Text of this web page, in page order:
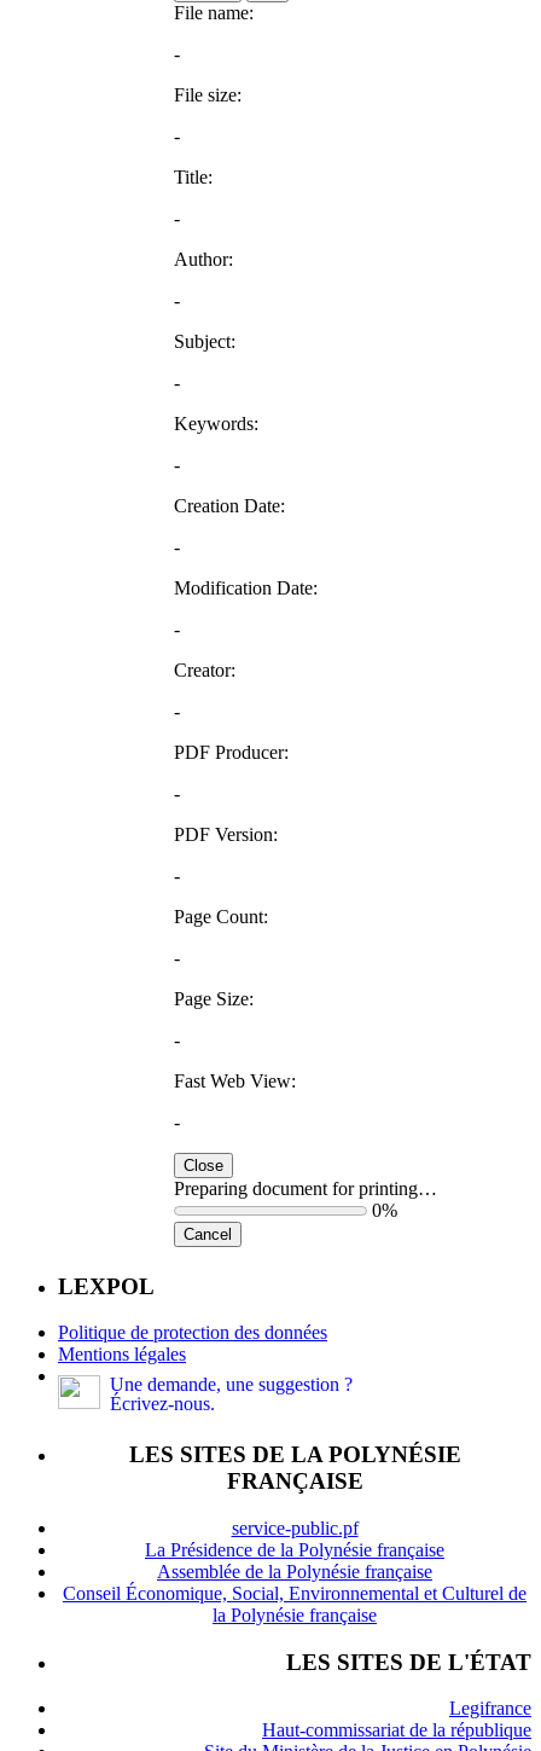
File name:
-
File size:
-
Title:
-
Author:
-
Subject:
-
Keywords:
-
Creation Date:
-
Modification Date:
-
Creator:
-
PDF Producer:
-
PDF Version:
-
Page Count:
-
Page Size:
-
Fast Web View:
-
Close
Preparing document for printing…
0%
Cancel
LEXPOL
Politique de protection des données
Mentions légales
Une demande, une suggestion ?
Écrivez-nous.
LES SITES DE LA POLYNÉSIE
FRANÇAISE
service-public.pf
La Présidence de la Polynésie française
Assemblée de la Polynésie française
Conseil Économique, Social, Environnemental et Culturel de
la Polynésie française
LES SITES DE L'ÉTAT
Legifrance
Haut-commissariat de la république